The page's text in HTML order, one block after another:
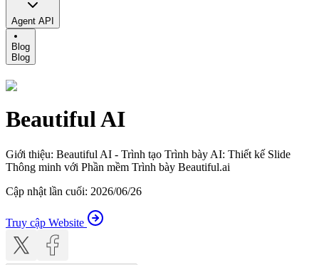
Agent API
Blog
Blog
Beautiful AI
Giới thiệu: Beautiful AI - Trình tạo Trình bày AI: Thiết kế Slide
Thông minh với Phần mềm Trình bày Beautiful.ai
Cập nhật lần cuối: 2026/06/26
Truy cập Website